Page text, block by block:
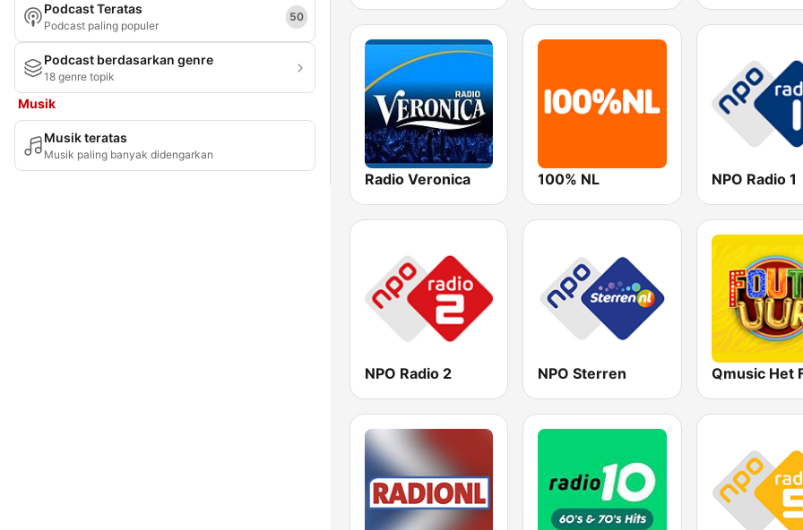
Podcast Teratas
Podcast paling populer
50
Podcast berdasarkan genre
18 genre topik
Musik
Musik teratas
Musik paling banyak didengarkan
Radio Veronica 100% NL NPO Radio 1
NPO Radio 2 NPO Sterren